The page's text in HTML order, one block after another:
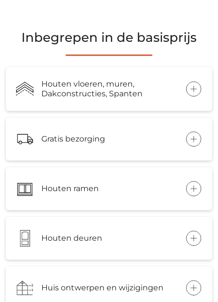
Inbegrepen in de basisprijs
Houten vloeren, muren,
Dakconstructies, Spanten
Gratis bezorging
Houten ramen
Houten deuren
Huis ontwerpen en wijzigingen